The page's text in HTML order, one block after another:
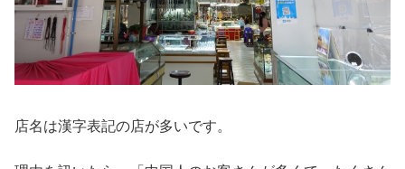
店名は漢字表記の店が多いです。